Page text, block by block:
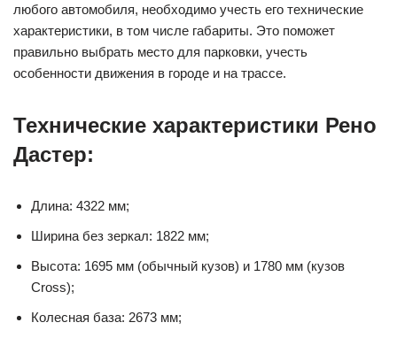
любого автомобиля, необходимо учесть его технические
характеристики, в том числе габариты. Это поможет
правильно выбрать место для парковки, учесть
особенности движения в городе и на трассе.
Технические характеристики Рено
Дастер:
Длина: 4322 мм;
Ширина без зеркал: 1822 мм;
Высота: 1695 мм (обычный кузов) и 1780 мм (кузов
Cross);
Колесная база: 2673 мм;